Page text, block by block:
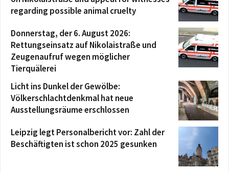
regarding possible animal cruelty
Donnerstag, der 6. August 2026:
Rettungseinsatz auf Nikolaistraße und
Zeugenaufruf wegen möglicher
Tierquälerei
Licht ins Dunkel der Gewölbe:
Völkerschlachtdenkmal hat neue
Ausstellungsräume erschlossen
Leipzig legt Personalbericht vor: Zahl der
Beschäftigten ist schon 2025 gesunken